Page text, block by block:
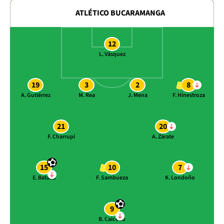
ATLÉTICO BUCARAMANGA
12
L. Vásquez
19
A. Gutiérrez
3
M. Rea
2
J. Mena
8
F. Hinestroza
21
F. Charrupí
20
A. Zárate
15
E. Batalla
10
F. Sambueza
7
K. Londoño
9
B. Caicedo